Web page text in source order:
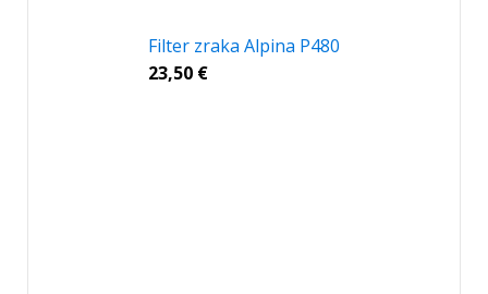
Filter zraka Alpina P480
23,50 €